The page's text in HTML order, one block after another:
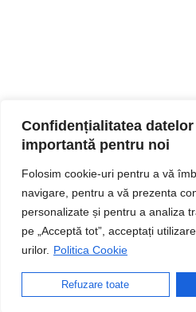
Confidențialitatea
importantă pentru noi
Folosim cookie-uri pentru a vă
navigare, pentru a vă prezenta
personalizate și pentru a analiza
pe „Acceptă tot”, acceptați
urilor. Politica Cookie
Refuzare toate